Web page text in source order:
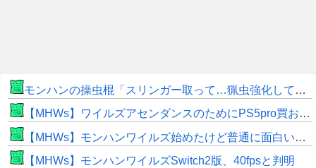
モンハンの操虫棍「スリンガー取って…猟虫強化して…エキス取って… よし、戦うぞ」←これ
【MHWs】ワイルズアセンダンスのためにPS5pro買おうとしたら転売価格ばかりじゃねーか
【MHWs】モンハンワイルズ始めたけど普通に面白いじゃん
【MHWs】モンハンワイルズSwitch2版、40fpsと判明